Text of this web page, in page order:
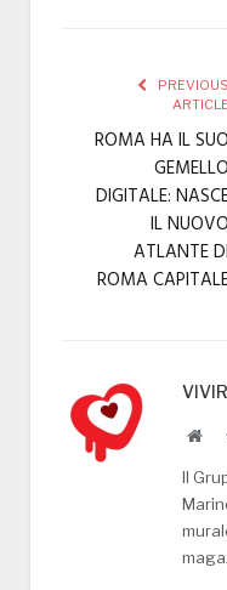
PREVIOUS
ARTICLE
ROMA HA IL SUO
GEMELLO
DIGITALE:
IL NUOVO
ATLANTE DI
ROMA
Il